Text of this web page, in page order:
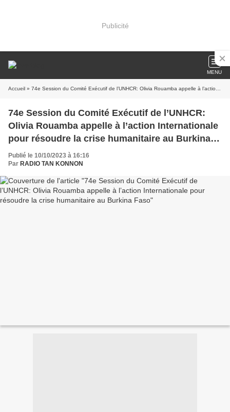
Publicité
MENU
Accueil » 74e Session du Comité Exécutif de l’UNHCR: Olivia Rouamba appelle à l’action Internationale pour résoudre la crise humanitaire au Burkina Faso
74e Session du Comité Exécutif de l’UNHCR:
Olivia Rouamba appelle à l’action Internationale
pour résoudre la crise humanitaire au Burkina
Faso
Publié le 10/10/2023 à 16:16
Par RADIO TAN KONNON